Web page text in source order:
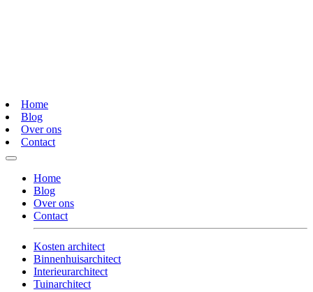
Home
Blog
Over ons
Contact
Home
Blog
Over ons
Contact
Kosten architect
Binnenhuisarchitect
Interieurarchitect
Tuinarchitect